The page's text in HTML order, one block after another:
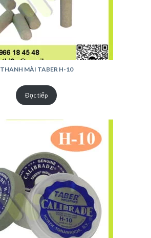
THANH MÀI TABER H-10
Đọc tiếp